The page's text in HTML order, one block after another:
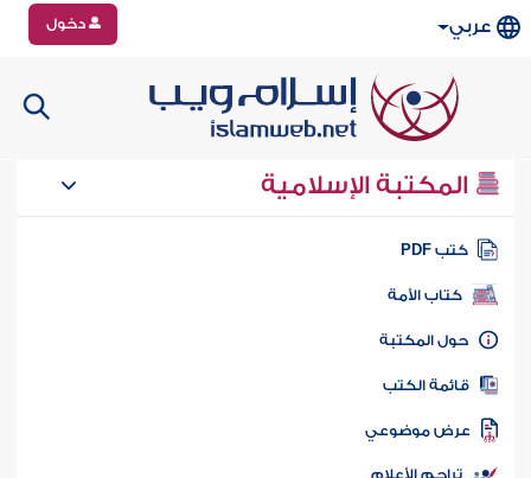
عربي دخول
المكتبة الإسلامية
كتب PDF
كتاب الأمة
المكتبة
الكتب